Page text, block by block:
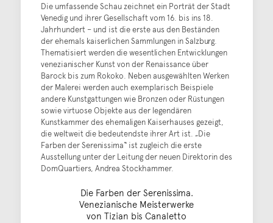
Die umfassende Schau zeichnet ein Porträt der Stadt
Venedig und ihrer Gesellschaft vom 16. bis ins 18.
Jahrhundert – und ist die erste aus den Beständen
der ehemals kaiserlichen Sammlungen in Salzburg.
Thematisiert werden die wesentlichen Entwicklungen
venezianischer Kunst von der Renaissance über
Barock bis zum Rokoko. Neben ausgewählten Werken
der Malerei werden auch exemplarisch Beispiele
andere Kunstgattungen wie Bronzen oder Rüstungen
sowie virtuose Objekte aus der legendären
Kunstkammer des ehemaligen Kaiserhauses gezeigt,
die weltweit die bedeutendste ihrer Art ist. „Die
Farben der Serenissima“ ist zugleich die erste
Ausstellung unter der Leitung der neuen Direktorin des
DomQuartiers, Andrea Stockhammer.
Die Farben der Serenissima.
Venezianische Meisterwerke
von Tizian bis Canaletto